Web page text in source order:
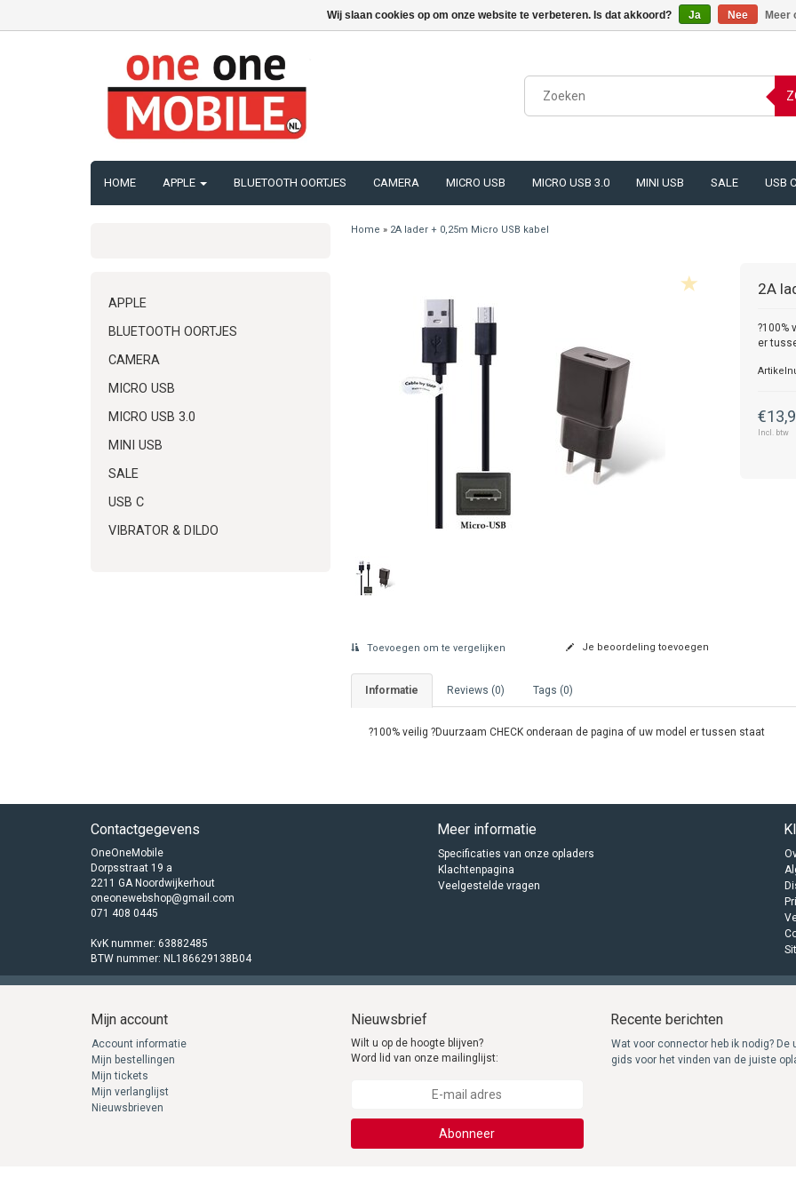
HOME APPLE BLUETOOTH OORTJES CAMERA MICRO USB MICRO USB 3.0 MINI USB SALE USB C
APPLE
BLUETOOTH OORTJES
CAMERA
MICRO USB
MICRO USB 3.0
MINI USB
SALE
USB C
VIBRATOR & DILDO
Home » 2A lader + 0,25m Micro USB kabel
2A
?100%
er
Incl. btw
Toevoegen om te vergelijken Je beoordeling toevoegen
Informatie Reviews (0) Tags (0)
?100% veilig ?Duurzaam CHECK onderaan de pagina of uw model er tussen staat
Contactgegevens
OneOneMobile
Dorpsstraat 19 a
2211 GA Noordwijkerhout
oneonewebshop@gmail.com
071 408 0445
KvK nummer: 63882485
BTW nummer: NL186629138B04
Meer informatie
Specificaties van onze opladers
Klachtenpagina
Veelgestelde vragen
Mijn account
Account informatie
Mijn bestellingen
Mijn tickets
Mijn verlanglijst
Nieuwsbrieven
Nieuwsbrief
Wilt u op de hoogte blijven?
Word lid van onze mailinglijst:
Abonneer
Recente berichten
Wat voor connector heb ik nodig? De
gids voor het vinden van de juiste
Wij slaan cookies op om onze website te verbeteren. Is dat akkoord? Ja Nee Meer